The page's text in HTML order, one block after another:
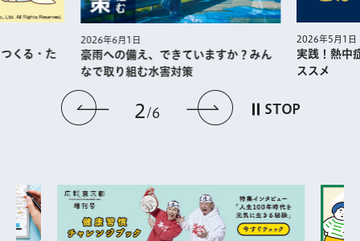
前のスライドを表示
2 6 次のスライドを
STOP
くる・た
2026年6月1日
豪雨への備え、できていますか？みん
なで取り組む水害対策
2026年5月1日
実践！熱中
ススメ